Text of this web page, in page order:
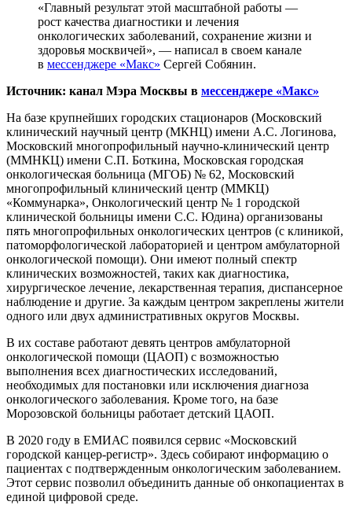
«Главный результат этой масштабной работы —
рост качества диагностики и лечения
онкологических заболеваний, сохранение жизни и
здоровья москвичей», — написал в своем канале
в мессенджере «Макс» Сергей Собянин.
Источник: канал Мэра Москвы в мессенджере «Макс»
На базе крупнейших городских стационаров (Московский
клинический научный центр (МКНЦ) имени А.С. Логинова,
Московский многопрофильный научно-клинический центр
(ММНКЦ) имени С.П. Боткина, Московская городская
онкологическая больница (МГОБ) № 62, Московский
многопрофильный клинический центр (ММКЦ)
«Коммунарка», Онкологический центр № 1 городской
клинической больницы имени С.С. Юдина) организованы
пять многопрофильных онкологических центров (с клиникой,
патоморфологической лабораторией и центром амбулаторной
онкологической помощи). Они имеют полный спектр
клинических возможностей, таких как диагностика,
хирургическое лечение, лекарственная терапия, диспансерное
наблюдение и другие. За каждым центром закреплены жители
одного или двух административных округов Москвы.
В их составе работают девять центров амбулаторной
онкологической помощи (ЦАОП) с возможностью
выполнения всех диагностических исследований,
необходимых для постановки или исключения диагноза
онкологического заболевания. Кроме того, на базе
Морозовской больницы работает детский ЦАОП.
В 2020 году в ЕМИАС появился сервис «Московский
городской канцер-регистр». Здесь собирают информацию о
пациентах с подтвержденным онкологическим заболеванием.
Этот сервис позволил объединить данные об онкопациентах в
единой цифровой среде.